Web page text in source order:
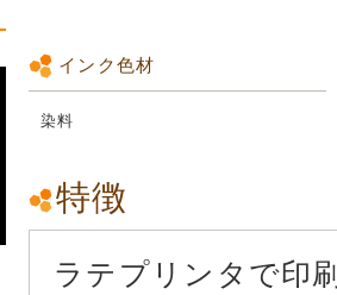
インク色材
染料
特徴
ラテプリンタで